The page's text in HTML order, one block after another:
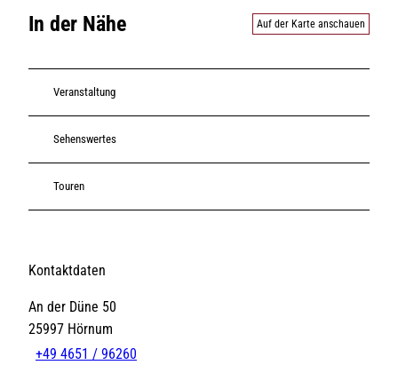
In der Nähe Auf der Karte anschauen
Veranstaltung
Sehenswertes
Touren
Kontaktdaten
An der Düne 50
25997 Hörnum
+49 4651 / 96260